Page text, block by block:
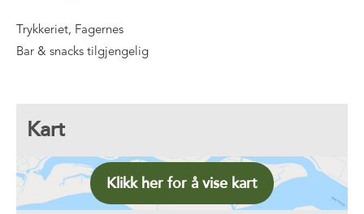
Trykkeriet, Fagernes
Bar & snacks tilgjengelig
Kart
Klikk her for å vise kart